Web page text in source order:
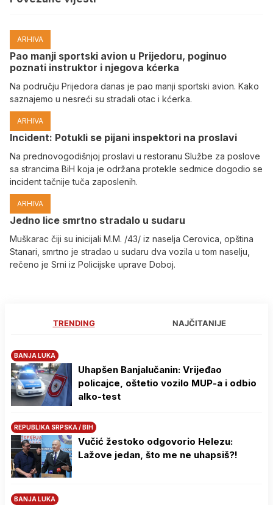
ARHIVA
Pao manji sportski avion u Prijedoru, poginuo
poznati instruktor i njegova kćerka
Na području Prijedora danas je pao manji sportski avion. Kako
saznajemo u nesreći su stradali otac i kćerka.
ARHIVA
Incident: Potukli se pijani inspektori na proslavi
Na prednovogodišnjoj proslavi u restoranu Službe za poslove
sa strancima BiH koja je održana protekle sedmice dogodio se
incident tačnije tuča zaposlenih.
ARHIVA
Јedno lice smrtno stradalo u sudaru
Muškarac čiji su inicijali M.M. /43/ iz naselja Cerovica, opština
Stanari, smrtno je stradao u sudaru dva vozila u tom naselju,
rečeno je Srni iz Policijske uprave Doboj.
TRENDING NAJČITANIJE
BANJA LUKA
Uhapšen Banjalučanin: Vrijeđao
policajce, oštetio vozilo MUP-a i odbio
alko-test
REPUBLIKA SRPSKA / BIH
Vučić žestoko odgovorio Helezu:
Lažove jedan, što me ne uhapsiš?!
BANJA LUKA